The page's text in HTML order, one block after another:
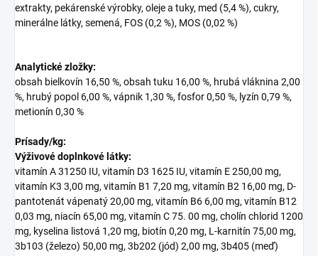
extrakty, pekárenské výrobky, oleje a tuky, med (5,4 %), cukry,
minerálne látky, semená, FOS (0,2 %), MOS (0,02 %)
Analytické zložky:
obsah bielkovín 16,50 %, obsah tuku 16,00 %, hrubá vláknina 2,00
%, hrubý popol 6,00 %, vápnik 1,30 %, fosfor 0,50 %, lyzín 0,79 %,
metionín 0,30 %
Prísady/kg:
Výživové doplnkové látky:
vitamín A 31250 IU, vitamín D3 1625 IU, vitamín E 250,00 mg,
vitamín K3 3,00 mg, vitamín B1 7,20 mg, vitamín B2 16,00 mg, D-
pantotenát vápenatý 20,00 mg, vitamín B6 6,00 mg, vitamín B12
0,03 mg, niacín 65,00 mg, vitamín C 75. 00 mg, cholín chlorid 1200
mg, kyselina listová 1,20 mg, biotín 0,20 mg, L-karnitín 75,00 mg,
3b103 (železo) 50,00 mg, 3b202 (jód) 2,00 mg, 3b405 (meď)